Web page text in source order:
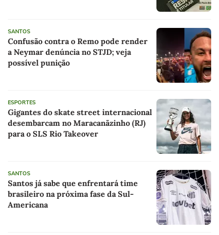
SANTOS
Confusão contra o Remo pode render
a Neymar denúncia no STJD; veja
possível punição
ESPORTES
Gigantes do skate street internacional
desembarcam no Maracanãzinho (RJ)
para o SLS Rio Takeover
SANTOS
Santos já sabe que enfrentará time
brasileiro na próxima fase da Sul-
Americana